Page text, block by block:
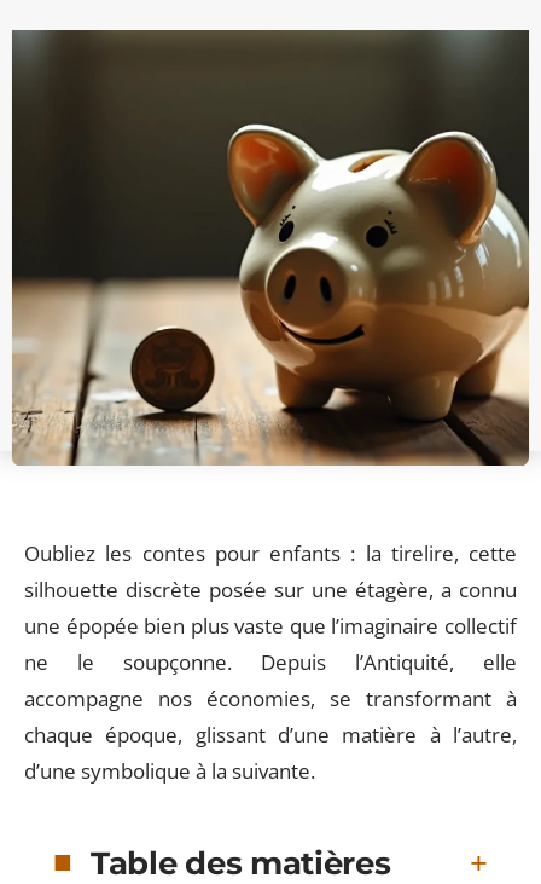
Oubliez les contes pour enfants : la tirelire, cette
silhouette discrète posée sur une étagère, a connu
une épopée bien plus vaste que l’imaginaire collectif
ne le soupçonne. Depuis l’Antiquité, elle
accompagne nos économies, se transformant à
chaque époque, glissant d’une matière à l’autre,
d’une symbolique à la suivante.
Table des matières